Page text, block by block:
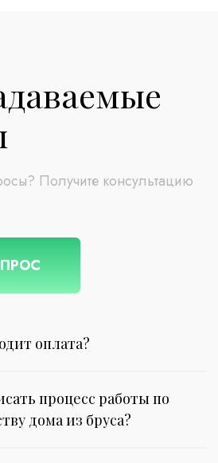
Получите консультацию
оплата?
процесс работы по
дома из бруса?